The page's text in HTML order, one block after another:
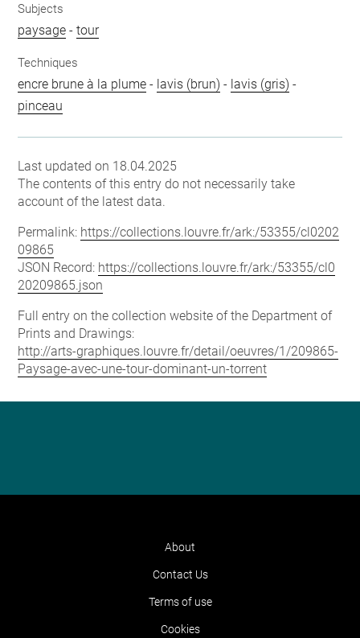
Subjects
paysage -tour
Techniques
encre brune à la plume - lavis (brun) - lavis (gris) -
pinceau
Last updated on 18.04.2025
The contents of this entry do not necessarily take
account of the latest data.
Permalink: https://collections.louvre.fr/ark:/53355/cl0202
09865
JSON Record: https://collections.louvre.fr/ark:/53355/cl0
20209865.json
Full entry on the collection website of the Department of
Prints and Drawings:
http://arts-graphiques.louvre.fr/detail/oeuvres/1/209865-
Paysage-avec-une-tour-dominant-un-torrent
About
Contact Us
Terms of use
Cookies